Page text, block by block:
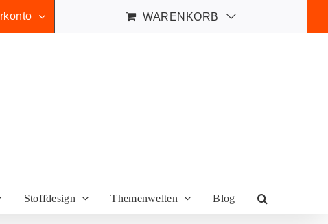
WARENKORB
Stoffdesign Themenwelten Blog